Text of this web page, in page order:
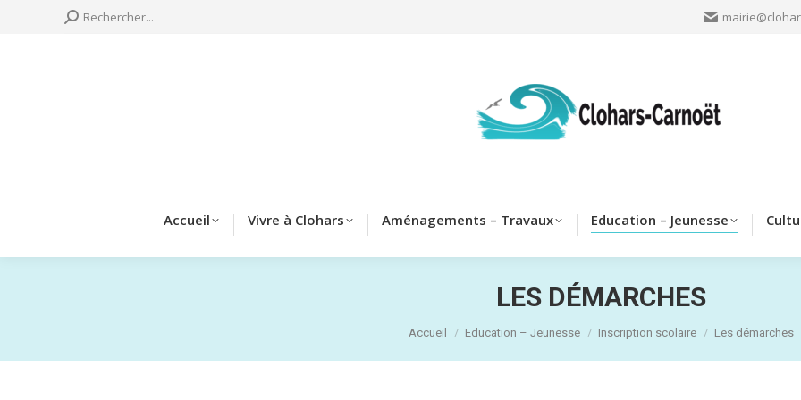
Search:
Rechercher...
Accueil Vivre à Clohars Aménagements – Travaux Education – Jeunesse
LES DÉMARCHES
Vous êtes ici :
Accueil Education – Jeunesse Inscription scolaire Les démarches
Education –